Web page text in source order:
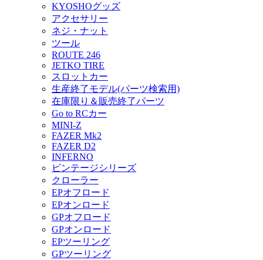
KYOSHOグッズ
アクセサリー
ネジ・ナット
ツール
ROUTE 246
JETKO TIRE
スロットカー
生産終了モデル(パーツ検索用)
在庫限り＆販売終了パーツ
Go to RCカー
MINI-Z
FAZER Mk2
FAZER D2
INFERNO
ビンテージシリーズ
クローラー
EPオフロード
EPオンロード
GPオフロード
GPオンロード
EPツーリング
GPツーリング